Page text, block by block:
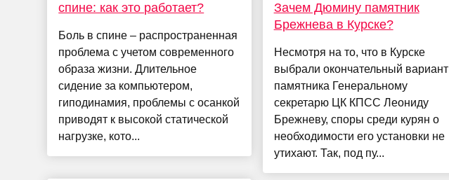
спине: как это работает?
Боль в спине – распространенная
проблема с учетом современного
образа жизни. Длительное
сидение за компьютером,
гиподинамия, проблемы с осанкой
приводят к высокой статической
нагрузке, кото...
Зачем Дюмину памятник
Брежнева в Курске?
Несмотря на то, что в Курске
выбрали окончательный вариант
памятника Генеральному
секретарю ЦК КПСС Леониду
Брежневу, споры среди курян о
необходимости его установки не
утихают. Так, под пу...